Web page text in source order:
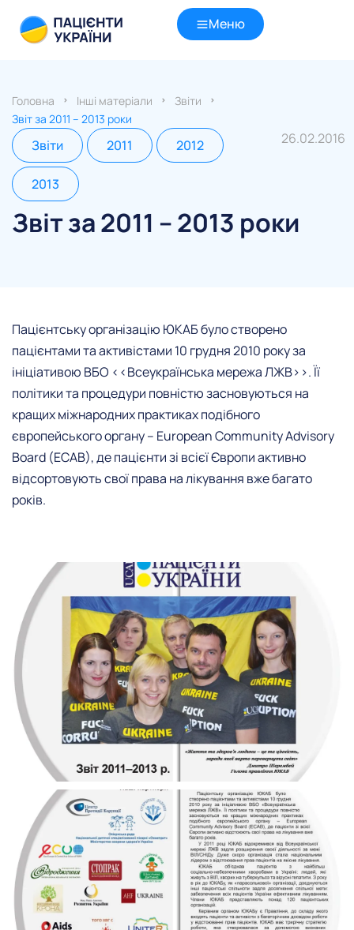
Меню
Головна Інші матеріали
Звіти
Звіт за 2011 – 2013 роки
Звіти 2011 2012
2013
26.02.2016
Звіт за 2011 – 2013 роки
Пацієнтську організацію ЮКАБ було створено
пацієнтами та активістами 10 грудня 2010 року за
ініціативою ВБО <<Всеукраїнська мережа ЛЖВ>>. Її
політики та процедури повністю засновуються на
кращих міжнародних практиках подібного
європейського органу – European Community Advisory
Board (ECAB), де пацієнти зі всієї Європи активно
відсортовують свої права на лікування вже багато
років.